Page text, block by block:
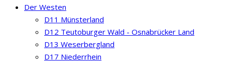
Der Westen
D11 Münsterland
D12 Teutoburger Wald - Osnabrücker Land
D13 Weserbergland
D17 Niederrhein